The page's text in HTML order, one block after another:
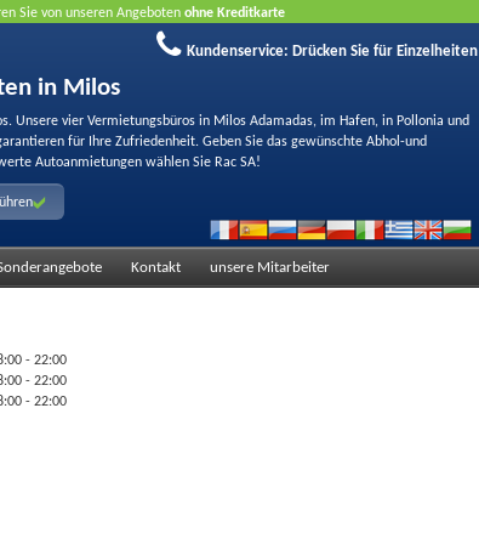
Sie von unseren Angeboten ohne Kreditkarte
Kundenservice: Drücken Sie für Einzelheiten
in Milos
Unsere vier Vermietungsbüros in Milos Adamadas, im Hafen, in Pollonia und
für Ihre Zufriedenheit. Geben Sie das gewünschte Abhol-und
Autoanmietungen wählen Sie Rac SA!
Kontakt unsere Mitarbeiter
- 22:00
- 22:00
- 22:00